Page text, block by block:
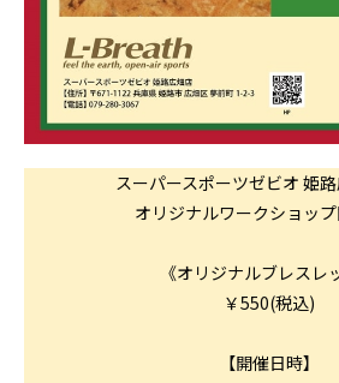
スーパースポーツゼビオ 姫
オリジナルワークショップ
《オリジナルブレスレ
￥550(税込)
【開催日時】